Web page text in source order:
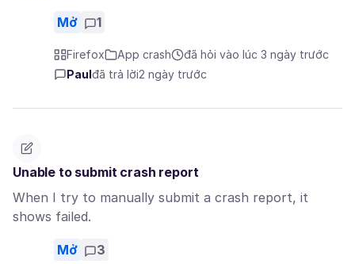
Mở 1
Firefox App crash
đã hỏi vào lúc 3 ngày trước
Paul đã trả lời2 ngày trước
Unable to submit crash report
When I try to manually submit a crash report, it
shows failed.
Mở 3